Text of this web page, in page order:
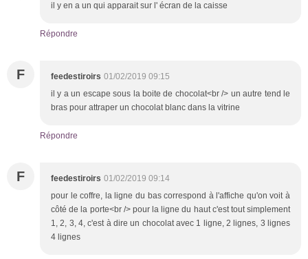
il y en a un qui apparait sur l' écran de la caisse
Répondre
F feedestiroirs 01/02/2019 09:15
il y a un escape sous la boite de chocolat<br /> un autre tend le
bras pour attraper un chocolat blanc dans la vitrine
Répondre
F feedestiroirs 01/02/2019 09:14
pour le coffre, la ligne du bas correspond à l'affiche qu'on voit à
côté de la porte<br /> pour la ligne du haut c'est tout simplement
1, 2, 3, 4, c'est à dire un chocolat avec 1 ligne, 2 lignes, 3 lignes
4 lignes